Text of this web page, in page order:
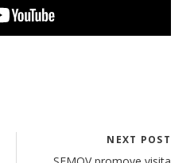
NEXT POST